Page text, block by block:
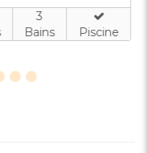
Bains
Piscine